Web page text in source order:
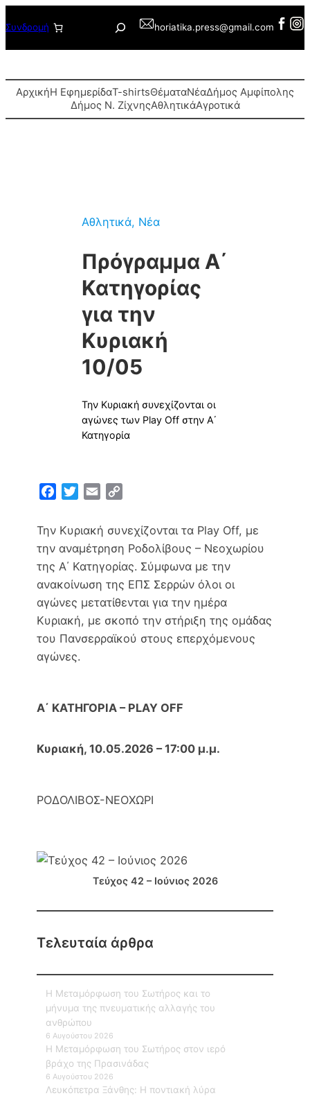
στο
περιεχόμενο
Συνδρομή Αναζήτησηhoriatika.press@gmail.com
ΑρχικήΗ ΕφημερίδαT-shirtsΘέματαΝέαΔήμος Αμφίπολης
Δήμος Ν. ΖίχνηςΑθλητικάΑγροτικά
Αθλητικά, Νέα
Πρόγραμμα Α΄
Κατηγορίας
για την
Κυριακή
10/05
Την Κυριακή συνεχίζονται οι
αγώνες των Play Off στην Α΄
Κατηγορία
c
b
o
o
k
t
e
r
a
i
y
L
i
n
k
Την Κυριακή συνεχίζονται τα Play Off, με
την αναμέτρηση Ροδολίβους – Νεοχωρίου
της Α΄ Κατηγορίας. Σύμφωνα με την
ανακοίνωση της ΕΠΣ Σερρών όλοι οι
αγώνες μετατίθενται για την ημέρα
Κυριακή, με σκοπό την στήριξη της ομάδας
του Πανσερραϊκού στους επερχόμενους
αγώνες.
Α΄ ΚΑΤΗΓΟΡΙΑ – PLAY OFF
Κυριακή, 10.05.2026 – 17:00 μ.μ.
ΡΟΔΟΛΙΒΟΣ-ΝΕΟΧΩΡΙ
Τεύχος 42 – Ιούνιος 2026
Τελευταία άρθρα
Η Μεταμόρφωση του Σωτήρος και το
μήνυμα της πνευματικής αλλαγής του
ανθρώπου
6 Αυγούστου 2026
Η Μεταμόρφωση του Σωτήρος στον ιερό
βράχο της Πρασινάδας
6 Αυγούστου 2026
Λευκόπετρα Ξάνθης: Η ποντιακή λύρα